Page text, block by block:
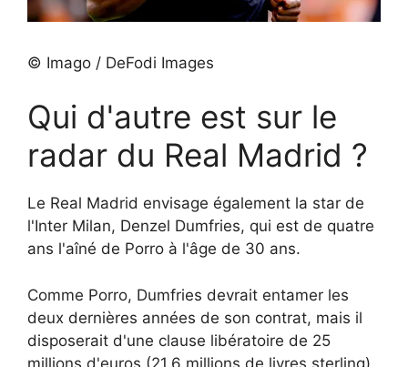
© Imago / DeFodi Images
Qui d'autre est sur le
radar du Real Madrid ?
Le Real Madrid envisage également la star de
l'Inter Milan, Denzel Dumfries, qui est de quatre
ans l'aîné de Porro à l'âge de 30 ans.
Comme Porro, Dumfries devrait entamer les
deux dernières années de son contrat, mais il
disposerait d'une clause libératoire de 25
millions d'euros (21,6 millions de livres sterling)